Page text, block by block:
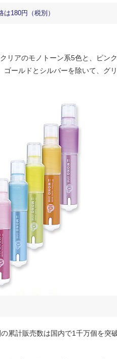
180円（税別）
リアのモノトーン系5色と、ピン
ールドとシルバーを除いて、グ
累計販売数は国内で1千万個を突